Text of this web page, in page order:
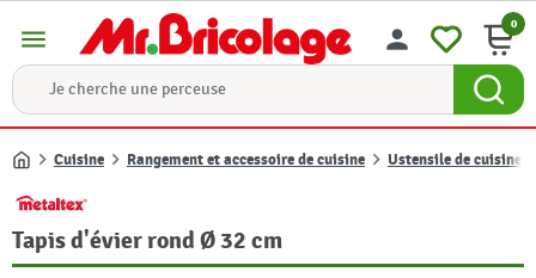
menu person 0
Accueil
Cuisine Rangement et accessoire de cuisine Ustensile de cuisine
Tapis d'évier rond Ø 32 cm